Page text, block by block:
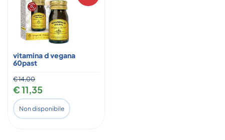
vitamina d vegana
60past
€ 14,00
€ 11,35
Non disponibile